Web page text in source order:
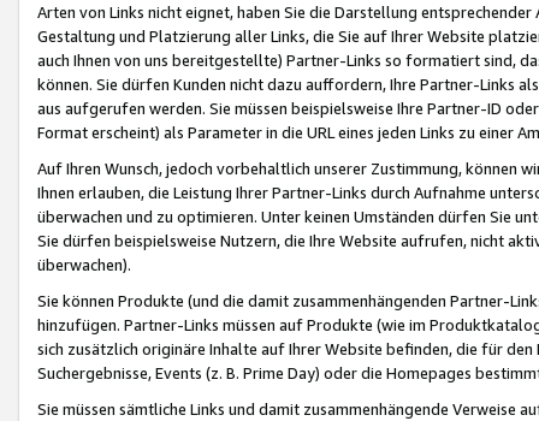
Arten von Links nicht eignet, haben Sie die Darstellung
Gestaltung und Platzierung aller Links, die Sie auf Ihrer Website
auch Ihnen von uns bereitgestellte) Partner-Links so formatiert sind,
können. Sie dürfen Kunden nicht dazu auffordern, Ihre Partner-Links
aus aufgerufen werden. Sie müssen beispielsweise Ihre Partner-ID
Format erscheint) als Parameter in die URL eines jeden Links zu einer
Auf Ihren Wunsch, jedoch vorbehaltlich unserer Zustimmung, können
Ihnen erlauben, die Leistung Ihrer Partner-Links durch Aufnahme
überwachen und zu optimieren. Unter keinen Umständen dürfen Sie
Sie dürfen beispielsweise Nutzern, die Ihre Website aufrufen, nicht
überwachen).
Sie können Produkte (und die damit zusammenhängenden Partner-
hinzufügen. Partner-Links müssen auf Produkte (wie im
sich zusätzlich originäre Inhalte auf Ihrer Website befinden, die für
Suchergebnisse, Events (z. B. Prime Day) oder die Homepages
Sie müssen sämtliche Links und damit zusammenhängende